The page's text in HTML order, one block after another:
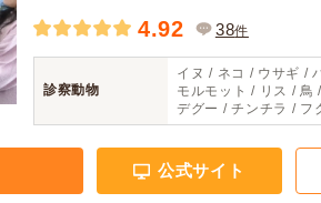
4.92 38件
診察動物
イヌ / ネコ / ウサギ /
モルモット / リス / 鳥
デグー / チンチラ / フ
公式サイト